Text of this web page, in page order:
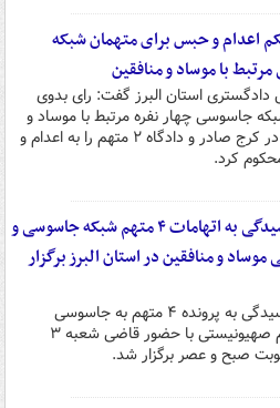
اعدام و حبس برای متهمان شبکه
با موساد و منافقین
استان البرز گفت: رای بدوی
جاسوسی چهار نفره مرتبط با موساد و
منافقین در کرج صادر و دادگاه ۲ متهم را به اعدام و
جلسه رسیدگی به اتهامات ۴ متهم شبکه جاسوسی و
موساد و منافقین در استان البرز برگزار
جلسه رسیدگی به پرونده ۴ متهم به جاسوسی
گروهک تروریستی منافقین و رژیم صهیونیستی با حضور قاضی شعبه ۳
نوبت صبح و عصر برگزار شد.